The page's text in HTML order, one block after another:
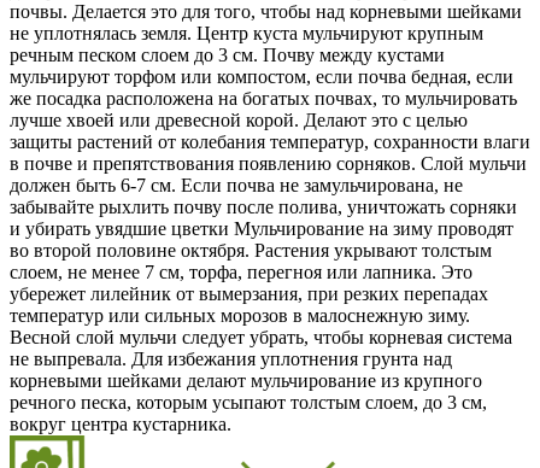
почвы. Делается это для того, чтобы над корневыми шейками
не уплотнялась земля. Центр куста мульчируют крупным
речным песком слоем до 3 см. Почву между кустами
мульчируют торфом или компостом, если почва бедная, если
же посадка расположена на богатых почвах, то мульчировать
лучше хвоей или древесной корой. Делают это с целью
защиты растений от колебания температур, сохранности влаги
в почве и препятствования появлению сорняков. Слой мульчи
должен быть 6-7 см. Если почва не замульчирована, не
забывайте рыхлить почву после полива, уничтожать сорняки
и убирать увядшие цветки Мульчирование на зиму проводят
во второй половине октября. Растения укрывают толстым
слоем, не менее 7 см, торфа, перегноя или лапника. Это
убережет лилейник от вымерзания, при резких перепадах
температур или сильных морозов в малоснежную зиму.
Весной слой мульчи следует убрать, чтобы корневая система
не выпревала. Для избежания уплотнения грунта над
корневыми шейками делают мульчирование из крупного
речного песка, которым усыпают толстым слоем, до 3 см,
вокруг центра кустарника.